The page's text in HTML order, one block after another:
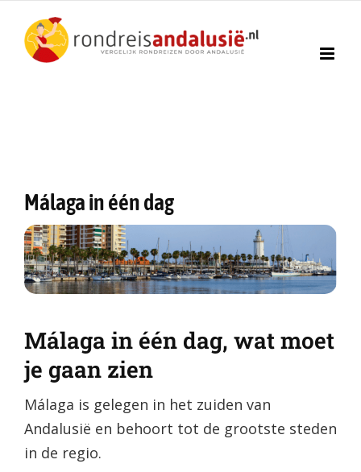
naar
inhoud
Málaga in één dag
Málaga in één dag, wat moet
je gaan zien
Málaga is gelegen in het zuiden van
Andalusië en behoort tot de grootste steden
in de regio.